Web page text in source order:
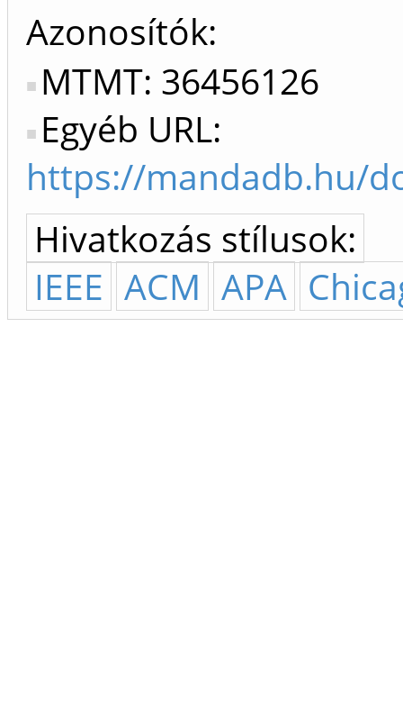
Azonosítók
MTMT: 36456126
Egyéb URL:
https://mandadb.hu/
Hivatkozás stílusok:
IEEE ACM APA